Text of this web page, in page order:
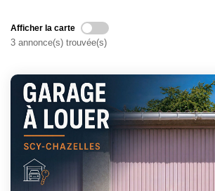
EXTRANET GESTION
Afficher la carte
3 annonce(s) trouvée(s)